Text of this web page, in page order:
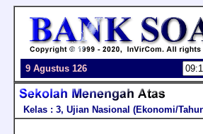
9 Agustus 126
Kelas : 3, Ujian Nasional (Ekonomi/